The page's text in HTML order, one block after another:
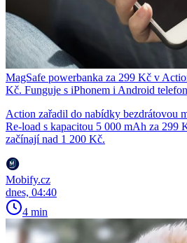
MagSafe powerbanka za 299 Kč v
Kč. Funguje s iPhonem i Android
Action zařadil do nabídky bezdrátovou
Re-load s kapacitou 5 000 mAh za 299
začínají nad 1 200 Kč.
Mobify.cz
dnes, 04:40
4 min